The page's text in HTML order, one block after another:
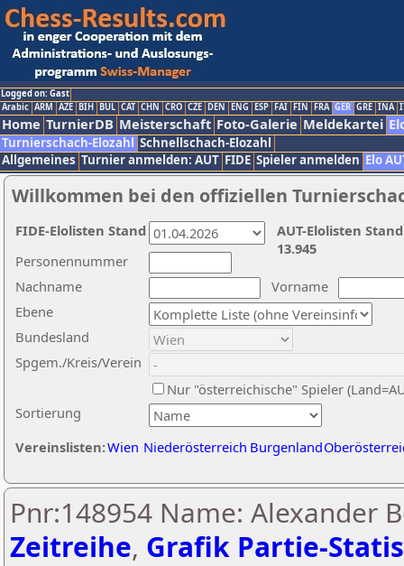
Logged on: Gast
Arabic ARM AZE BIH BUL CAT CHN CRO CZE DEN ENG ESP FAI FIN FRA GER GRE INA
Home TurnierDB Meisterschaft Foto-Galerie Meldekartei
Turnierschach-Elozahl Schnellschach-Elozahl
Allgemeines Turnier anmelden: AUT FIDE Spieler anmelden Elo
Willkommen bei den offiziellen
Nachname
Vorname
Ebene
Sortierung
Personennummer
Bundesland
Spgem./Kreis/Verein
Nur "österreichische" Spieler
Vereinslisten:Wien Niederösterreich Burgenland
AUT-Elolisten
13.945
FIDE-Elolisten Stand
Pnr:148954 Name: Alexander
Zeitreihe, Grafik Partie-